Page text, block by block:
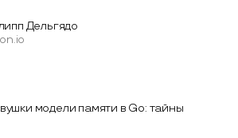
Дельгядо
модели памяти в Go: тайны